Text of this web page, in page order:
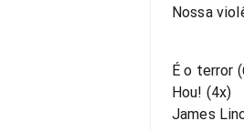
Nossa
É o terror
Hou! (4x)
James